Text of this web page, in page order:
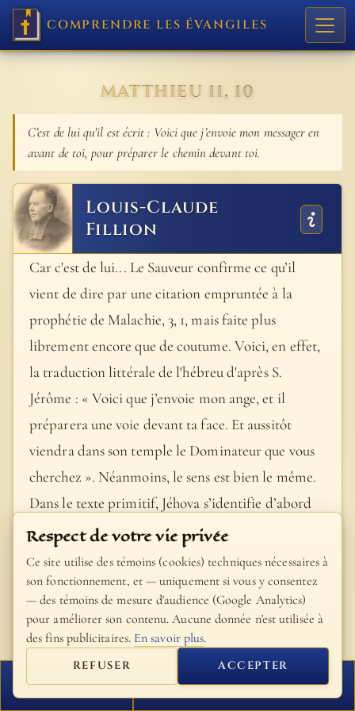
COMPRENDRE LES ÉVANGILES
MATTHIEU 11, 10
C’est de lui qu’il est écrit : Voici que j’envoie mon messager en
avant de toi, pour préparer le chemin devant toi.
Louis-Claude
Fillion
Car c'est de lui... Le Sauveur confirme ce qu’il
vient de dire par une citation empruntée à la
prophétie de Malachie, 3, 1, mais faite plus
librement encore que de coutume. Voici, en effet,
la traduction littérale de l'hébreu d'après S.
Jérôme : « Voici que j’envoie mon ange, et il
préparera une voie devant ta face. Et aussitôt
viendra dans son temple le Dominateur que vous
cherchez ». Néanmoins, le sens est bien le même.
Dans le texte primitif, Jéhova s’identifie d’abord
au Messie et annonce que son avènement sera
préparé par un héraut ; ici, le Seigneur
interpellant son Christ, lui promet directement
un Précurseur. Ce n’est donc qu’un changement de
personnes, et non d’idées. Comme les trois
évangélistes rapportent de la même manière le
passage extrait de Malachie, il est vraisemblable
FERMER PROCHAIN VERSET
Respect de votre vie privée
Ce site utilise des témoins (cookies) techniques nécessaires à
son fonctionnement, et — uniquement si vous y consentez
— des témoins de mesure d'audience (Google Analytics)
pour améliorer son contenu. Aucune donnée n'est utilisée à
des fins publicitaires. En savoir plus.
REFUSER ACCEPTER